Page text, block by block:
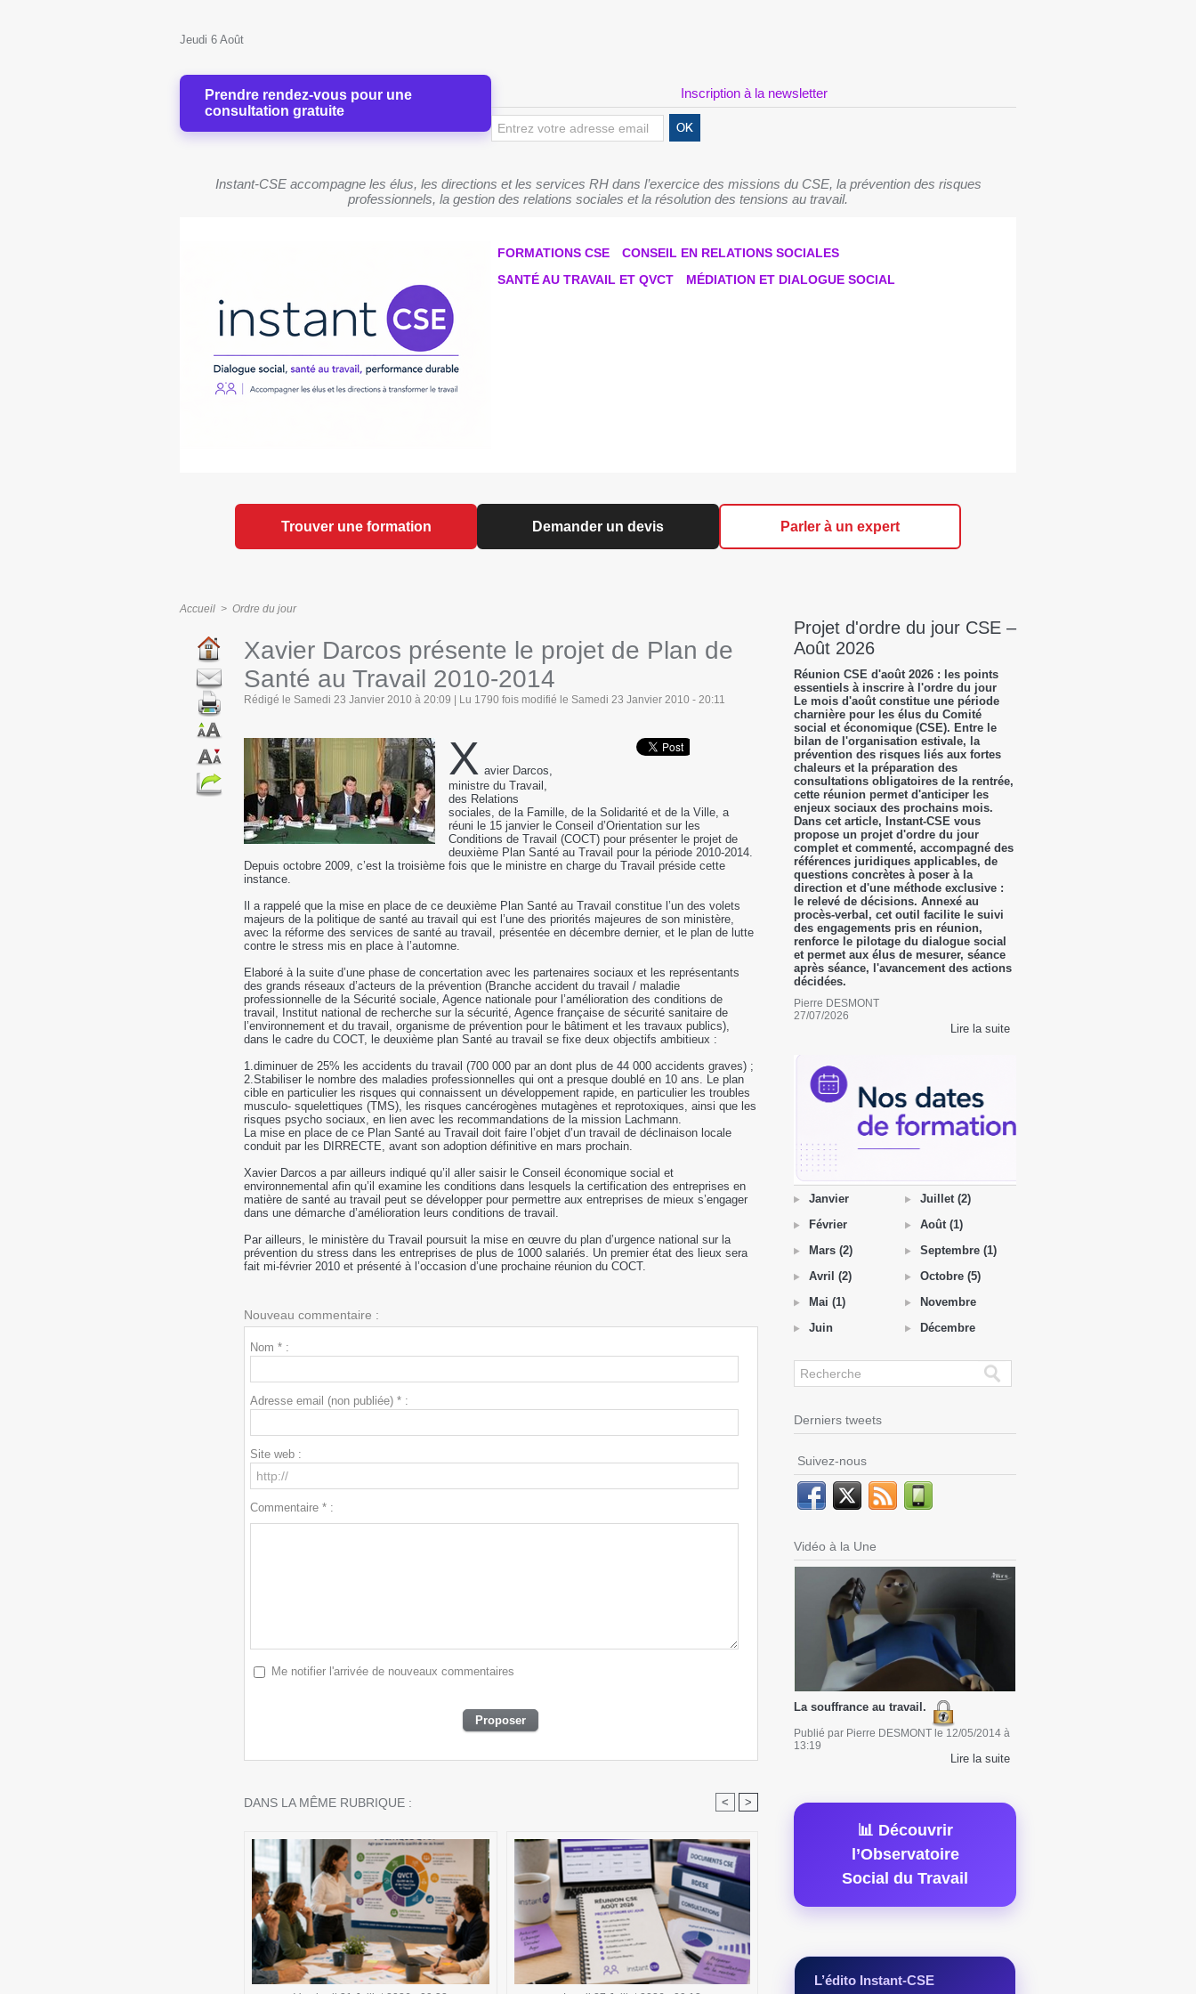
Jeudi 6 Août
Prendre rendez-vous pour une
consultation gratuite
Inscription à la newsletter
Instant-CSE accompagne les élus, les directions et les services RH dans l’exercice des missions du CSE, la prévention des risques
professionnels, la gestion des relations sociales et la résolution des tensions au travail.
FORMATIONS CSE
CONSEIL EN RELATIONS SOCIALES
SANTÉ AU TRAVAIL ET QVCT
MÉDIATION ET DIALOGUE SOCIAL
Trouver une formation Demander un devis Parler à un expert
Accueil > Ordre du jour
Xavier Darcos présente le projet de Plan de
Santé au Travail 2010-2014
Rédigé le Samedi 23 Janvier 2010 à 20:09 | Lu 1790 fois modifié le Samedi 23 Janvier 2010 - 20:11
X avier Darcos,
ministre du Travail,
des Relations
sociales, de la Famille, de la Solidarité et de la Ville, a
réuni le 15 janvier le Conseil d’Orientation sur les
Conditions de Travail (COCT) pour présenter le projet de
deuxième Plan Santé au Travail pour la période 2010-2014.
Depuis octobre 2009, c’est la troisième fois que le ministre en charge du Travail préside cette
instance.
Il a rappelé que la mise en place de ce deuxième Plan Santé au Travail constitue l’un des volets
majeurs de la politique de santé au travail qui est l’une des priorités majeures de son ministère,
avec la réforme des services de santé au travail, présentée en décembre dernier, et le plan de lutte
contre le stress mis en place à l’automne.
Elaboré à la suite d’une phase de concertation avec les partenaires sociaux et les représentants
des grands réseaux d’acteurs de la prévention (Branche accident du travail / maladie
professionnelle de la Sécurité sociale, Agence nationale pour l’amélioration des conditions de
travail, Institut national de recherche sur la sécurité, Agence française de sécurité sanitaire de
l’environnement et du travail, organisme de prévention pour le bâtiment et les travaux publics),
dans le cadre du COCT, le deuxième plan Santé au travail se fixe deux objectifs ambitieux :
1.diminuer de 25% les accidents du travail (700 000 par an dont plus de 44 000 accidents graves) ;
2.Stabiliser le nombre des maladies professionnelles qui ont a presque doublé en 10 ans. Le plan
cible en particulier les risques qui connaissent un développement rapide, en particulier les troubles
musculo- squelettiques (TMS), les risques cancérogènes mutagènes et reprotoxiques, ainsi que les
risques psycho sociaux, en lien avec les recommandations de la mission Lachmann.
La mise en place de ce Plan Santé au Travail doit faire l’objet d’un travail de déclinaison locale
conduit par les DIRRECTE, avant son adoption définitive en mars prochain.
Xavier Darcos a par ailleurs indiqué qu’il aller saisir le Conseil économique social et
environnemental afin qu’il examine les conditions dans lesquels la certification des entreprises en
matière de santé au travail peut se développer pour permettre aux entreprises de mieux s’engager
dans une démarche d’amélioration leurs conditions de travail.
Par ailleurs, le ministère du Travail poursuit la mise en œuvre du plan d’urgence national sur la
prévention du stress dans les entreprises de plus de 1000 salariés. Un premier état des lieux sera
fait mi-février 2010 et présenté à l’occasion d’une prochaine réunion du COCT.
Nouveau commentaire :
Nom * :
Adresse email (non publiée) * :
Site web :
Commentaire * :
Me notifier l'arrivée de nouveaux commentaires
DANS LA MÊME RUBRIQUE : < >
Projet d'ordre du jour CSE –
Août 2026
Réunion CSE d'août 2026 : les points
essentiels à inscrire à l'ordre du jour
Le mois d'août constitue une période
charnière pour les élus du Comité
social et économique (CSE). Entre le
bilan de l'organisation estivale, la
prévention des risques liés aux fortes
chaleurs et la préparation des
consultations obligatoires de la rentrée,
cette réunion permet d'anticiper les
enjeux sociaux des prochains mois.
Dans cet article, Instant-CSE vous
propose un projet d'ordre du jour
complet et commenté, accompagné des
références juridiques applicables, de
questions concrètes à poser à la
direction et d'une méthode exclusive :
le relevé de décisions. Annexé au
procès-verbal, cet outil facilite le suivi
des engagements pris en réunion,
renforce le pilotage du dialogue social
et permet aux élus de mesurer, séance
après séance, l'avancement des actions
décidées.
Pierre DESMONT
27/07/2026
Lire la suite
Janvier
Février
Mars (2)
Avril (2)
Mai (1)
Juin
Juillet (2)
Août (1)
Septembre (1)
Octobre (5)
Novembre
Décembre
Derniers tweets
Suivez-nous
Vidéo à la Une
La souffrance au travail.
Publié par Pierre DESMONT le 12/05/2014 à
13:19
Lire la suite
📊 Découvrir
l’Observatoire
Social du Travail
L’édito Instant-CSE